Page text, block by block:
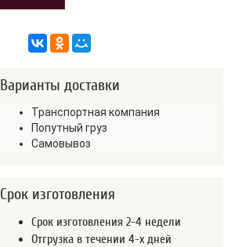
Варианты доставки
Транспортная компания
Попутный груз
Самовывоз
Срок изготовления
Срок изготовления 2-4 недели
Отгрузка в течении 4-х дней